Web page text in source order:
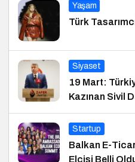
Yaşam
Türk
Siyaset
19 Mart:
Kazınan Sivil
Startup
Balkan E-
Elçisi Belli